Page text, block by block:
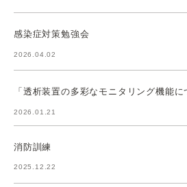
感染症対策勉強会
2026.04.02
「透析装置の多彩なモニタリング機能に
2026.01.21
消防訓練
2025.12.22